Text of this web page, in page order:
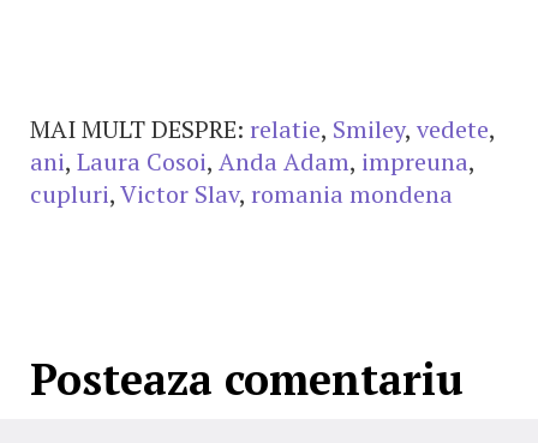
MAI MULT DESPRE: relatie, Smiley, vedete,
ani, Laura Cosoi, Anda Adam, impreuna,
cupluri,Victor Slav, romania mondena
Posteaza comentariu